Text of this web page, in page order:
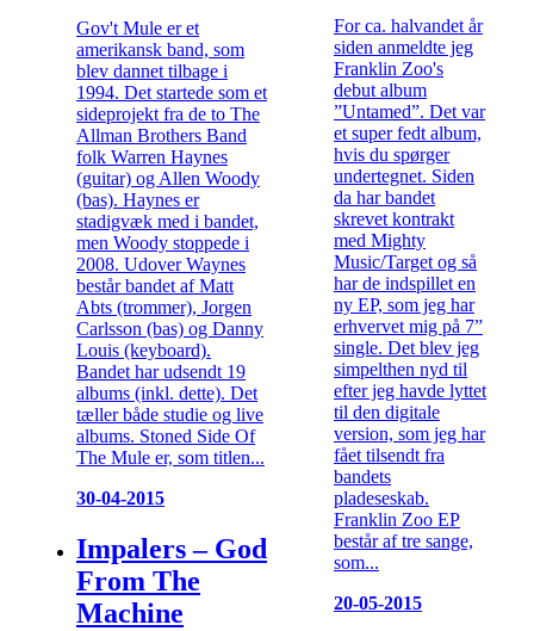
Gov't Mule er et
amerikansk band, som
blev dannet tilbage i
1994. Det startede som et
sideprojekt fra de to The
Allman Brothers Band
folk Warren Haynes
(guitar) og Allen Woody
(bas). Haynes er
stadigvæk med i bandet,
men Woody stoppede i
2008. Udover Waynes
består bandet af Matt
Abts (trommer), Jorgen
Carlsson (bas) og Danny
Louis (keyboard).
Bandet har udsendt 19
albums (inkl. dette). Det
tæller både studie og live
albums. Stoned Side Of
The Mule er, som titlen...
30-04-2015
Impalers – God
From The
Machine
For ca. halvandet år
siden anmeldte jeg
Franklin Zoo's
debut album
”Untamed”. Det var
et super fedt album,
hvis du spørger
undertegnet. Siden
da har bandet
skrevet kontrakt
med Mighty
Music/Target og så
har de indspillet en
ny EP, som jeg har
erhvervet mig på 7”
single. Det blev jeg
simpelthen nyd til
efter jeg havde lyttet
til den digitale
version, som jeg har
fået tilsendt fra
bandets
pladeseskab.
Franklin Zoo EP
består af tre sange,
som...
20-05-2015